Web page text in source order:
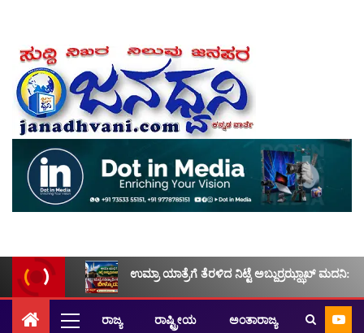
ಉಮ್ರಾ ಯಾತ್ರೆಗೆ ತೆರಳಿದ ನಿಟ್ಟೆ ಅಬ್ದುರ್ರಝ್ಝಾಖ್ ಮದನಿ:
ರಾಜ್ಯ ರಾಷ್ಟ್ರೀಯ ಅಂತಾರಾಜ್ಯ